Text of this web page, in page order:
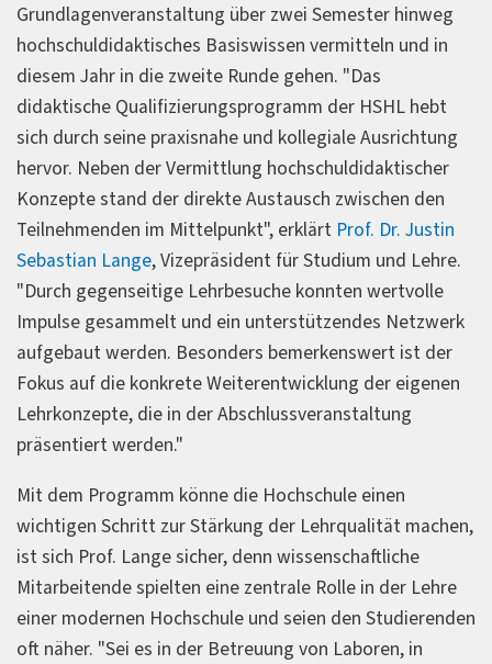
Grundlagenveranstaltung über zwei Semester hinweg
hochschuldidaktisches Basiswissen vermitteln und in
diesem Jahr in die zweite Runde gehen. "Das
didaktische Qualifizierungsprogramm der HSHL hebt
sich durch seine praxisnahe und kollegiale Ausrichtung
hervor. Neben der Vermittlung hochschuldidaktischer
Konzepte stand der direkte Austausch zwischen den
Teilnehmenden im Mittelpunkt", erklärt Prof. Dr. Justin
Sebastian Lange, Vizepräsident für Studium und Lehre.
"Durch gegenseitige Lehrbesuche konnten wertvolle
Impulse gesammelt und ein unterstützendes Netzwerk
aufgebaut werden. Besonders bemerkenswert ist der
Fokus auf die konkrete Weiterentwicklung der eigenen
Lehrkonzepte, die in der Abschlussveranstaltung
präsentiert werden."
Mit dem Programm könne die Hochschule einen
wichtigen Schritt zur Stärkung der Lehrqualität machen,
ist sich Prof. Lange sicher, denn wissenschaftliche
Mitarbeitende spielten eine zentrale Rolle in der Lehre
einer modernen Hochschule und seien den Studierenden
oft näher. "Sei es in der Betreuung von Laboren, in